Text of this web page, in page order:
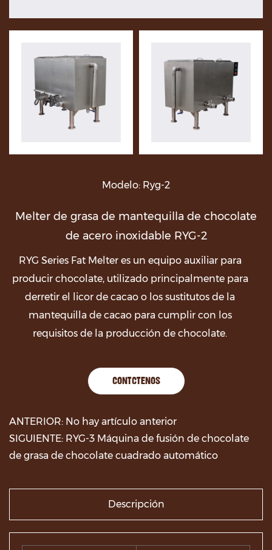
Modelo: Ryg-2
Melter de grasa de mantequilla de chocolate
de acero inoxidable RYG-2
RYG Series Fat Melter es un equipo auxiliar para
producir chocolate, utilizado principalmente para
derretir el licor de cacao o los sustitutos de la
mantequilla de cacao para cumplir con los
requisitos de la producción de chocolate.
CONTÁCTENOS
ANTERIOR: No hay artículo anterior
SIGUIENTE: RYG-3 Máquina de fusión de chocolate
de grasa de chocolate cuadrado automático
Descripción